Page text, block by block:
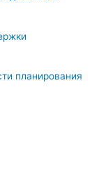
планирования